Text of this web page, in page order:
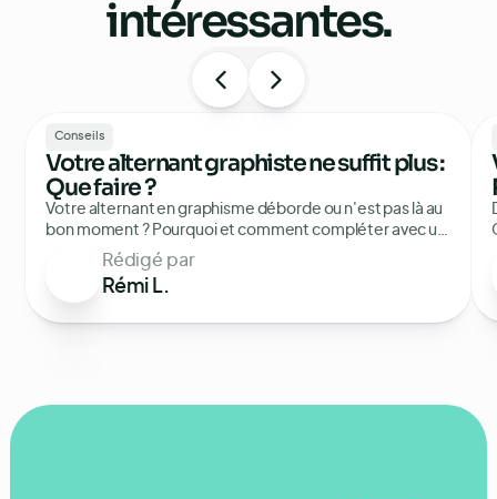
intéressantes.
Conseils
Votre alternant graphiste ne suffit plus :
Que faire ?
Votre alternant en graphisme déborde ou n'est pas là au
bon moment ? Pourquoi et comment compléter avec un
design externalisé, sans recruter.
Rédigé par
Rémi L.